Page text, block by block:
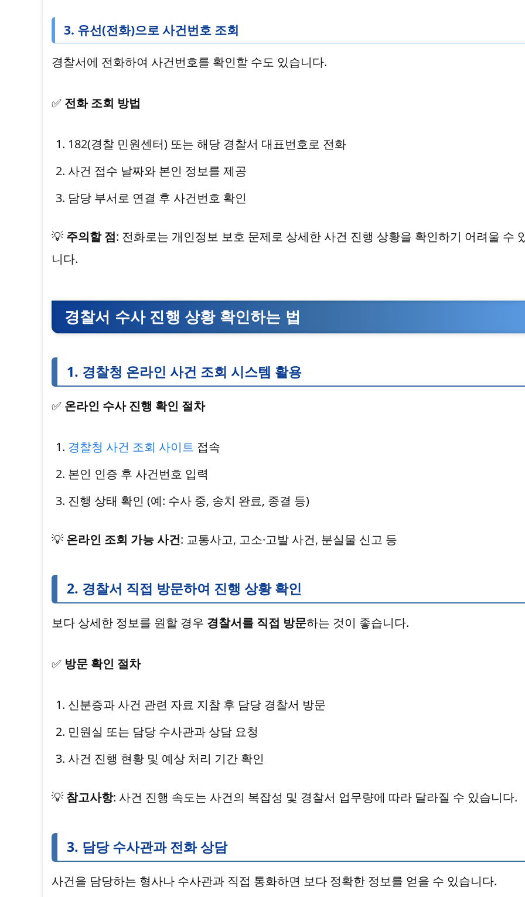
3. 유선(전화)으로 사건번호 조회
경찰서에 전화하여 사건번호를 확인할 수도 있습니다.
✅ 전화 조회 방법
182(경찰 민원센터) 또는 해당 경찰서 대표번호로 전화
사건 접수 날짜와 본인 정보를 제공
담당 부서로 연결 후 사건번호 확인
💡 주의할 점: 전화로는 개인정보 보호 문제로 상세한 사건 진행 상황을 확인하기 어려울 수
니다.
경찰서 수사 진행 상황 확인하는 법
1. 경찰청 온라인 사건 조회 시스템 활용
✅ 온라인 수사 진행 확인 절차
경찰청 사건 조회 사이트 접속
본인 인증 후 사건번호 입력
진행 상태 확인 (예: 수사 중, 송치 완료, 종결 등)
💡 온라인 조회 가능 사건: 교통사고, 고소·고발 사건, 분실물 신고 등
2. 경찰서 직접 방문하여 진행 상황 확인
보다 상세한 정보를 원할 경우 경찰서를 직접 방문하는 것이 좋습니다.
✅ 방문 확인 절차
신분증과 사건 관련 자료 지참 후 담당 경찰서 방문
민원실 또는 담당 수사관과 상담 요청
사건 진행 현황 및 예상 처리 기간 확인
💡 참고사항: 사건 진행 속도는 사건의 복잡성 및 경찰서 업무량에 따라 달라질 수 있습니다.
3. 담당 수사관과 전화 상담
사건을 담당하는 형사나 수사관과 직접 통화하면 보다 정확한 정보를 얻을 수 있습니다.